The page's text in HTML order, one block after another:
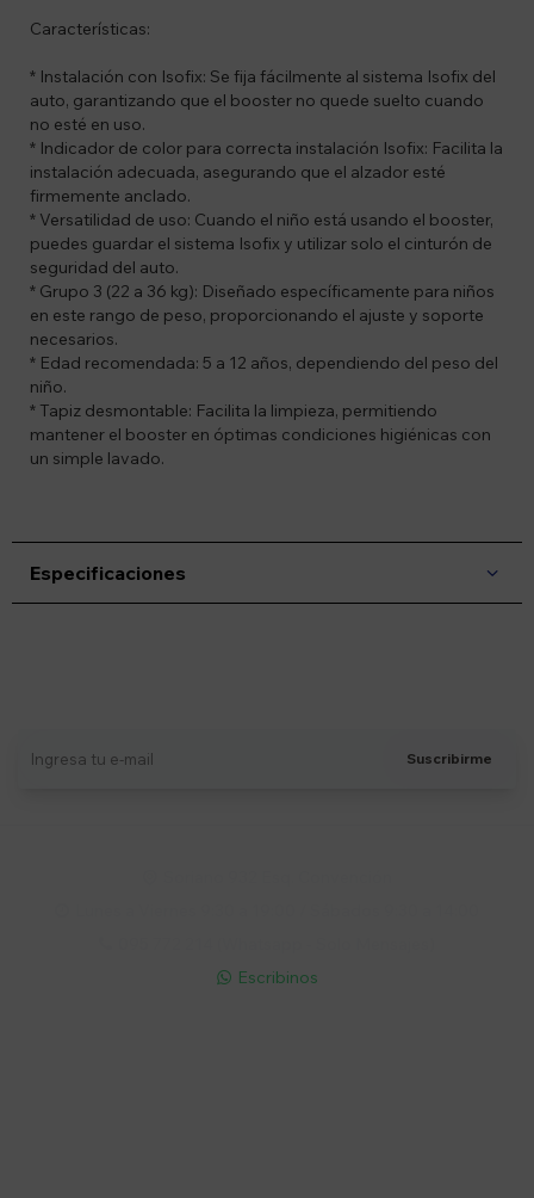
Características:
* Instalación con Isofix: Se fija fácilmente al sistema Isofix del
auto, garantizando que el booster no quede suelto cuando
no esté en uso.
* Indicador de color para correcta instalación Isofix: Facilita la
instalación adecuada, asegurando que el alzador esté
firmemente anclado.
* Versatilidad de uso: Cuando el niño está usando el booster,
puedes guardar el sistema Isofix y utilizar solo el cinturón de
seguridad del auto.
* Grupo 3 (22 a 36 kg): Diseñado específicamente para niños
en este rango de peso, proporcionando el ajuste y soporte
necesarios.
* Edad recomendada: 5 a 12 años, dependiendo del peso del
niño.
* Tapiz desmontable: Facilita la limpieza, permitiendo
mantener el booster en óptimas condiciones higiénicas con
un simple lavado.
Especificaciones
Suscribirme
 Escribinos